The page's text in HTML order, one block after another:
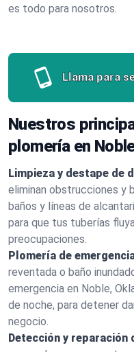
es todo para nosotros.
Llama para
Nuestros
plomería en
Limpieza y destape de
eliminan obstrucciones y
baños y líneas de
para que tus tuberías
preocupaciones.
Plomería de
reventada o baño
emergencia en Noble,
de noche, para detener
negocio.
Detección y reparación